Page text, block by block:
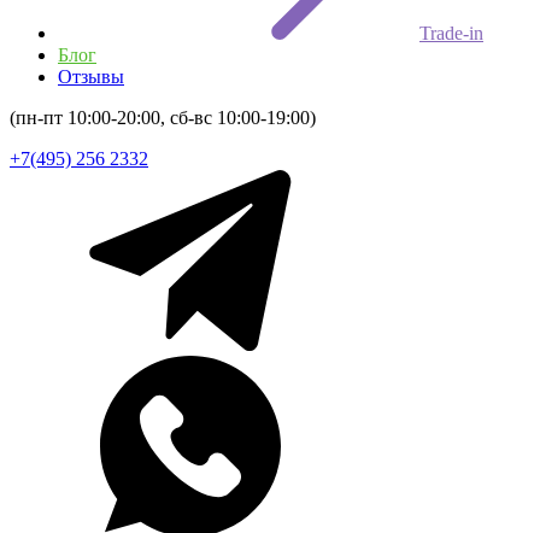
Trade-in
Блог
Отзывы
(пн-пт 10:00-20:00, сб-вс 10:00-19:00)
+7(495) 256 2332